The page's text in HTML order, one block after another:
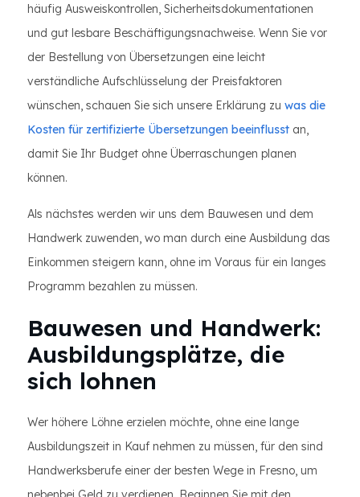
häufig Ausweiskontrollen, Sicherheitsdokumentationen
und gut lesbare Beschäftigungsnachweise. Wenn Sie vor
der Bestellung von Übersetzungen eine leicht
verständliche Aufschlüsselung der Preisfaktoren
wünschen, schauen Sie sich unsere Erklärung zu was die
Kosten für zertifizierte Übersetzungen beeinflusst an,
damit Sie Ihr Budget ohne Überraschungen planen
können.
Als nächstes werden wir uns dem Bauwesen und dem
Handwerk zuwenden, wo man durch eine Ausbildung das
Einkommen steigern kann, ohne im Voraus für ein langes
Programm bezahlen zu müssen.
Bauwesen und Handwerk:
Ausbildungsplätze, die
sich lohnen
Wer höhere Löhne erzielen möchte, ohne eine lange
Ausbildungszeit in Kauf nehmen zu müssen, für den sind
Handwerksberufe einer der besten Wege in Fresno, um